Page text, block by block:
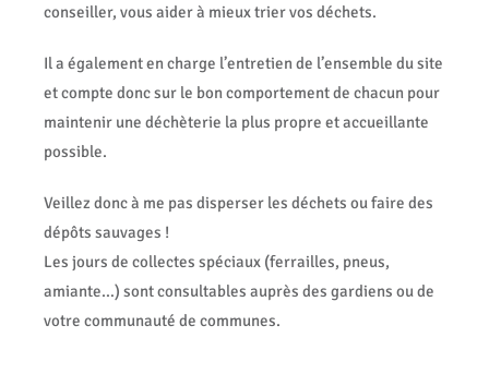
conseiller, vous aider à mieux trier vos déchets.
Il a également en charge l’entretien de l’ensemble du site
et compte donc sur le bon comportement de chacun pour
maintenir une déchèterie la plus propre et accueillante
possible.
Veillez donc à me pas disperser les déchets ou faire des
dépôts sauvages !
Les jours de collectes spéciaux (ferrailles, pneus,
amiante…) sont consultables auprès des gardiens ou de
votre communauté de communes.